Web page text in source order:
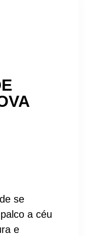
se
a céu
e